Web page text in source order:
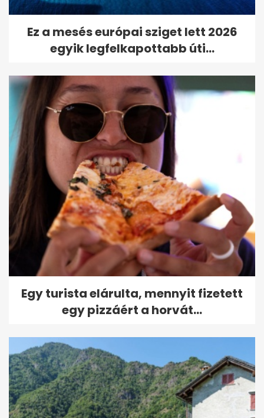
Ez a mesés európai sziget lett 2026
egyik legfelkapottabb úti...
Egy turista elárulta, mennyit fizetett
egy pizzáért a horvát...